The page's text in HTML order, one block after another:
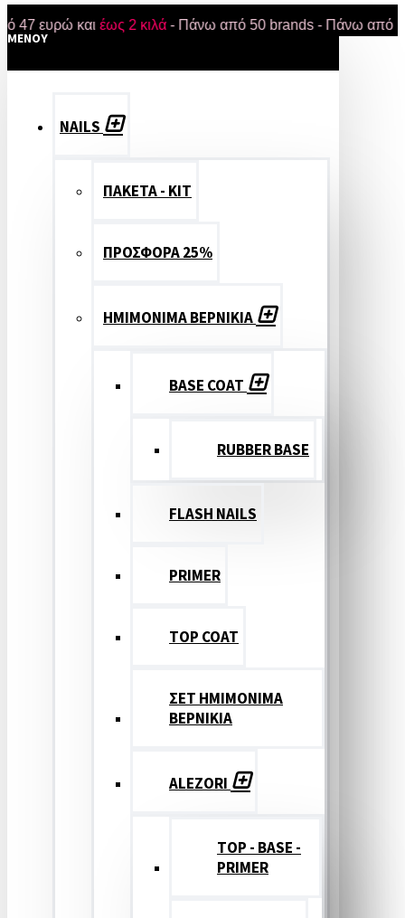
καιέως 2 κιλά- Πάνω από 50 brands - Πάνω από 18.000
MENOY
NAILS
ΠΑΚΕΤΑ - ΚΙΤ
ΠΡΟΣΦΟΡΑ 25%
ΗΜΙΜΟΝΙΜΑ ΒΕΡΝΙΚΙΑ
BASE COAT
RUBBER BASE
FLASH NAILS
PRIMER
TOP COAT
ΣΕΤ ΗΜΙΜΟΝΙΜΑ
ΒΕΡΝΙΚΙΑ
ALEZORI
TOP - BASE -
PRIMER